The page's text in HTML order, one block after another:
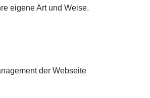
eigene Art und Weise.
der Webseite